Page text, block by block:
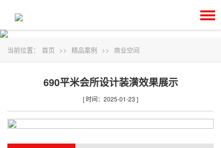
当前位置： 首页 >> 精品案例 >> 商业空间
690平米会所设计装潢效果展示
[ 时间：2025-01-23 ]